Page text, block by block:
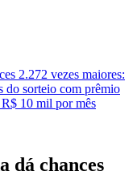
2.272 vezes maiores:
do sorteio com prêmio
10 mil por mês
dá chances